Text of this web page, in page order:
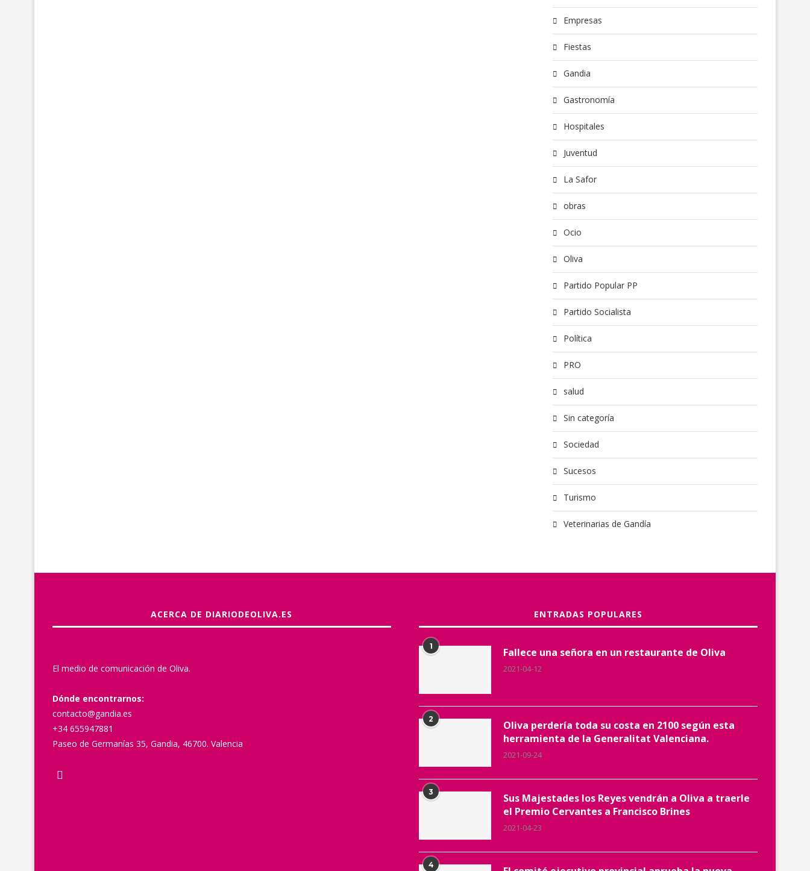
Empresas
Fiestas
Gandia
Gastronomía
Hospitales
Juventud
La Safor
obras
Ocio
Oliva
Partido Popular PP
Partido Socialista
Política
PRO
salud
Sin categoría
Sociedad
Sucesos
Turismo
Veterinarias de Gandía
ACERCA DE DIARIODEOLIVA.ES
El medio de comunicación de Oliva.
Dónde encontrarnos:
contacto@gandia.es
+34 655947881
Paseo de Germanías 35, Gandia, 46700. Valencia
ENTRADAS POPULARES
1 Fallece una señora en un restaurante de Oliva
2021-04-12
2
Oliva perdería toda su costa en 2100 según esta
herramienta de la Generalitat Valenciana.
2021-09-24
3
Sus Majestades los Reyes vendrán a Oliva a traerle
el Premio Cervantes a Francisco Brines
2021-04-23
4